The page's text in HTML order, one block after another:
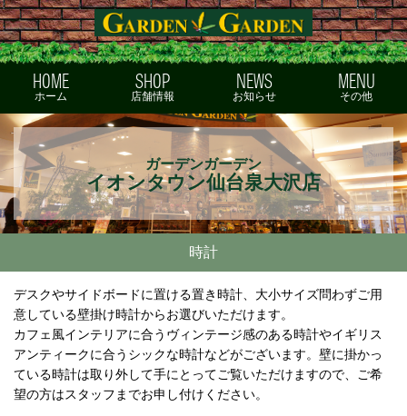
ガーデンガーデン
HOME
ホーム
SHOP
店舗情報
NEWS
お知らせ
MENU
その他
ガーデンガーデン
イオンタウン仙台泉大沢店
時計
デスクやサイドボードに置ける置き時計、大小サイズ問わずご用
意している壁掛け時計からお選びいただけます。
カフェ風インテリアに合うヴィンテージ感のある時計やイギリス
アンティークに合うシックな時計などがございます。壁に掛かっ
ている時計は取り外して手にとってご覧いただけますので、ご希
望の方はスタッフまでお申し付けください。